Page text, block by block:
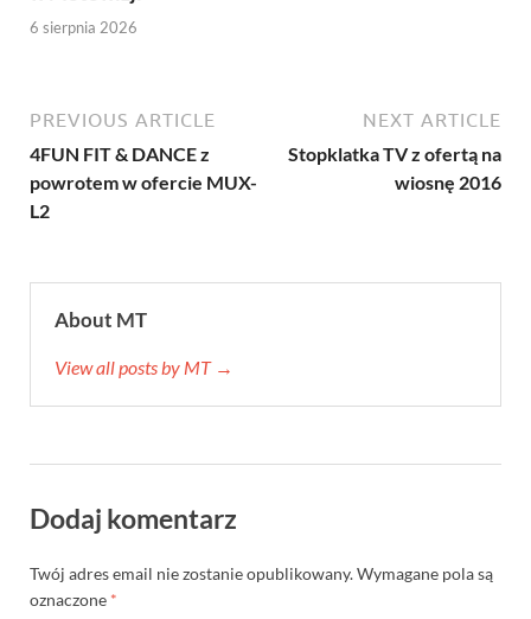
6 sierpnia 2026
PREVIOUS ARTICLE
4FUN FIT & DANCE z
powrotem w ofercie MUX-
L2
NEXT ARTICLE
Stopklatka TV z ofertą na
wiosnę 2016
About MT
View all posts by MT →
Dodaj komentarz
Twój adres email nie zostanie opublikowany.Wymagane pola są
oznaczone *